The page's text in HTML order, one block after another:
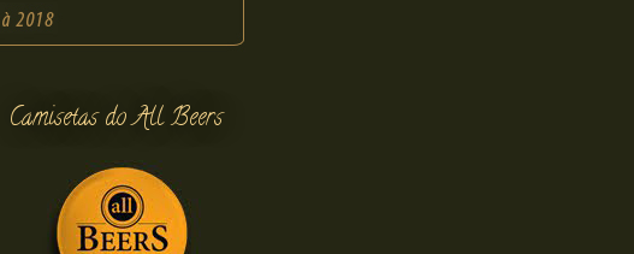
Camisetas do All Beers